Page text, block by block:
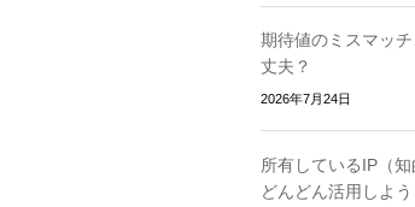
期待値のミスマッ
丈夫？
2026年7月24日
所有しているIP（
どんどん活用しよう